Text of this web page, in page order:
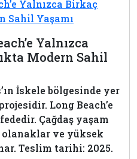
Yalnızca
Modern Sahil
İskele bölgesinde yer
Long Beach’e
Çağdaş yaşam
ve yüksek
Teslim tarihi: 2025.